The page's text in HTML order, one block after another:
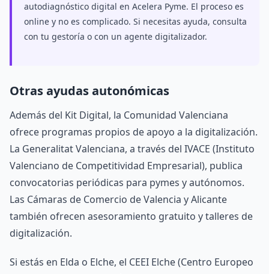
autodiagnóstico digital en Acelera Pyme. El proceso es
online y no es complicado. Si necesitas ayuda, consulta
con tu gestoría o con un agente digitalizador.
Otras ayudas autonómicas
Además del Kit Digital, la Comunidad Valenciana
ofrece programas propios de apoyo a la digitalización.
La Generalitat Valenciana, a través del IVACE (Instituto
Valenciano de Competitividad Empresarial), publica
convocatorias periódicas para pymes y autónomos.
Las Cámaras de Comercio de Valencia y Alicante
también ofrecen asesoramiento gratuito y talleres de
digitalización.
Si estás en Elda o Elche, el CEEI Elche (Centro Europeo